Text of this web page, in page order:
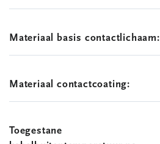
Materiaal basis contactlichaam:
Materiaal contactcoating:
Toegestane